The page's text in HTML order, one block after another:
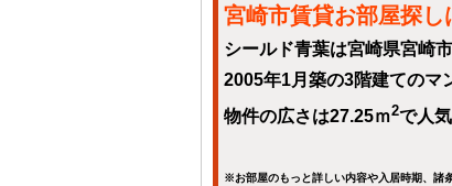
宮崎市賃貸お部屋探し
シールド青葉は宮崎県宮崎
2005年1月築の3階建てのマ
物件の広さは27.25ｍ2で人
※お部屋のもっと詳しい内容や入居時期、諸